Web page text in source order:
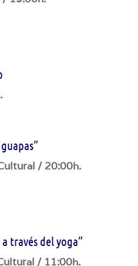
/ 20:00h.
través del yoga”
/ 11:00h.